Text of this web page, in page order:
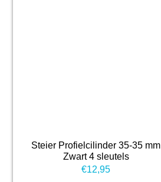
Steier Profielcilinder 35-35 mm
Zwart 4 sleutels
€12,95